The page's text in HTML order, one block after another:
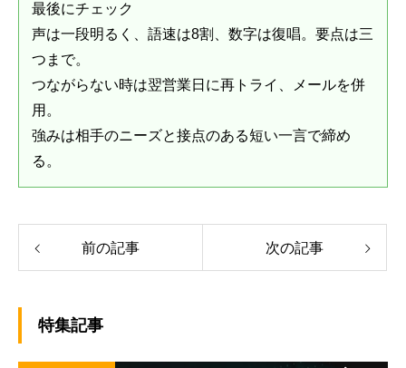
最後にチェック
声は一段明るく、語速は8割、数字は復唱。要点は三
つまで。
つながらない時は翌営業日に再トライ、メールを併
用。
強みは相手のニーズと接点のある短い一言で締め
る。
前の記事 次の記事
特集記事